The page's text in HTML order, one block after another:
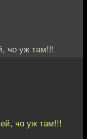
чо уж там!!!
чо уж там!!!